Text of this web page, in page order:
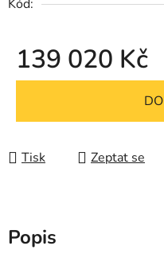
Kód:
139 020 Kč
Měrná cena:
Tisk Zeptat se
Popis